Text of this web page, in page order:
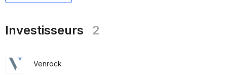
Investisseurs 2
Venrock